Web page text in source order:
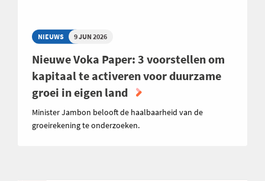
NIEUWS 9 JUN 2026
Nieuwe Voka Paper: 3 voorstellen om
kapitaal te activeren voor duurzame
groei in eigen land
Minister Jambon belooft de haalbaarheid van de
groeirekening te onderzoeken.